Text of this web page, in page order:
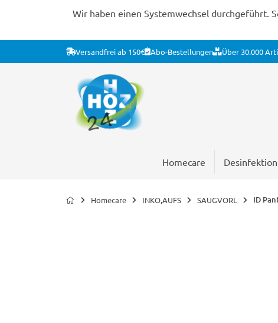
Wir haben einen Systemwechsel durchgeführt.
Versandfrei ab 150€ Abo-Bestellungen Über 30.000
Homecare
Homecare INKO,AUFS SAUGVORL ID